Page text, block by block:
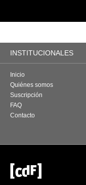
INSTITUCIONALES
Inicio
Quiénes somos
Suscripción
FAQ
Contacto